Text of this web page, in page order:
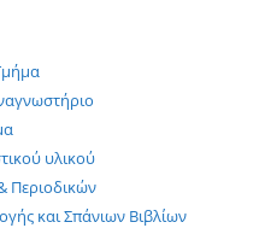
υλικού
Περιοδικών
και Σπάνιων Βιβλίων